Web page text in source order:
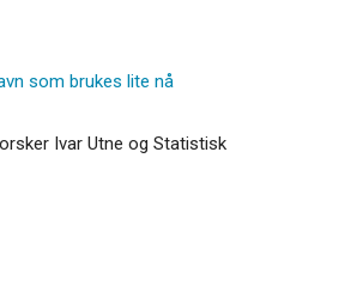
som brukes lite nå
Ivar Utne og Statistisk